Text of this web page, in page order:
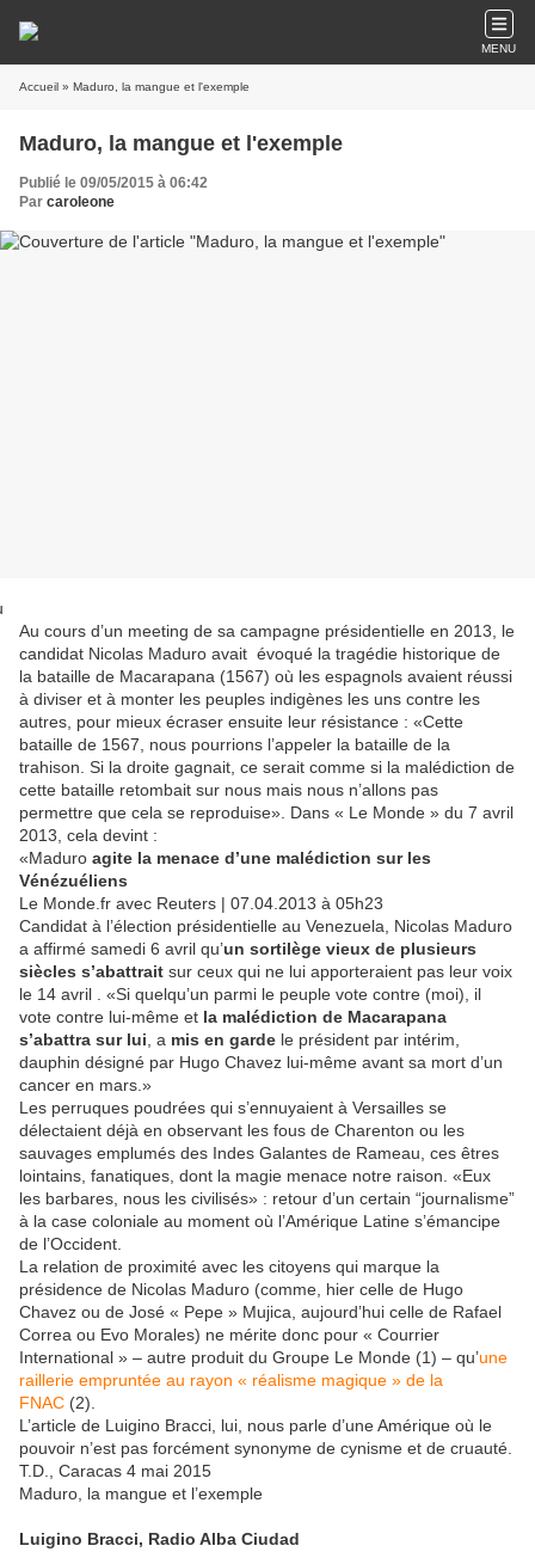
MENU
Accueil » Maduro, la mangue et l'exemple
Maduro, la mangue et l'exemple
Publié le 09/05/2015 à 06:42
Par caroleone
Au cours d’un meeting de sa campagne présidentielle en 2013, le
candidat Nicolas Maduro avait évoqué la tragédie historique de
la bataille de Macarapana (1567) où les espagnols avaient réussi
à diviser et à monter les peuples indigènes les uns contre les
autres, pour mieux écraser ensuite leur résistance : «Cette
bataille de 1567, nous pourrions l’appeler la bataille de la
trahison. Si la droite gagnait, ce serait comme si la malédiction de
cette bataille retombait sur nous mais nous n’allons pas
permettre que cela se reproduise». Dans « Le Monde » du 7 avril
2013, cela devint :
«Maduro agite la menace d’une malédiction sur les
Vénézuéliens
Le Monde.fr avec Reuters | 07.04.2013 à 05h23
Candidat à l’élection présidentielle au Venezuela, Nicolas Maduro
a affirmé samedi 6 avril qu’un sortilège vieux de plusieurs
siècles s’abattrait sur ceux qui ne lui apporteraient pas leur voix
le 14 avril . «Si quelqu’un parmi le peuple vote contre (moi), il
vote contre lui-même et la malédiction de Macarapana
s’abattra sur lui , a mis en garde le président par intérim,
dauphin désigné par Hugo Chavez lui-même avant sa mort d’un
cancer en mars.»
Les perruques poudrées qui s’ennuyaient à Versailles se
délectaient déjà en observant les fous de Charenton ou les
sauvages emplumés des Indes Galantes de Rameau, ces êtres
lointains, fanatiques, dont la magie menace notre raison. «Eux
les barbares, nous les civilisés» : retour d’un certain “journalisme”
à la case coloniale au moment où l’Amérique Latine s’émancipe
de l’Occident.
La relation de proximité avec les citoyens qui marque la
présidence de Nicolas Maduro (comme, hier celle de Hugo
Chavez ou de José « Pepe » Mujica, aujourd’hui celle de Rafael
Correa ou Evo Morales) ne mérite donc pour « Courrier
International » – autre produit du Groupe Le Monde (1) – qu’une
raillerie empruntée au rayon « réalisme magique » de la
FNAC (2).
L’article de Luigino Bracci, lui, nous parle d’une Amérique où le
pouvoir n’est pas forcément synonyme de cynisme et de cruauté.
T.D., Caracas 4 mai 2015
Maduro, la mangue et l’exemple
Luigino Bracci, Radio Alba Ciudad